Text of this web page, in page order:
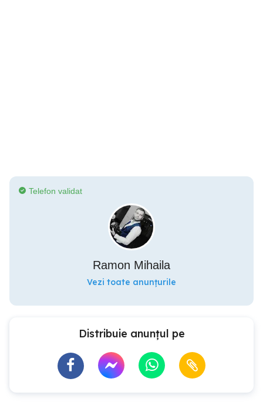
Telefon validat
Ramon Mihaila
Vezi toate anunțurile
Distribuie anunțul pe